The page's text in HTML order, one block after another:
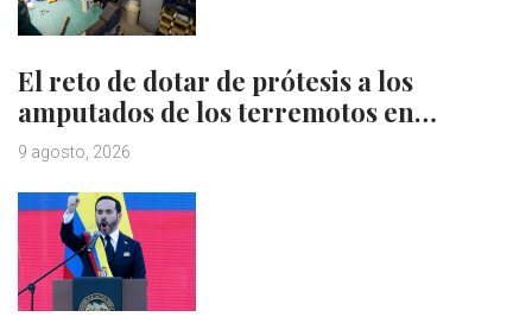
El reto de dotar de prótesis a los
amputados de los terremotos en…
9 agosto, 2026